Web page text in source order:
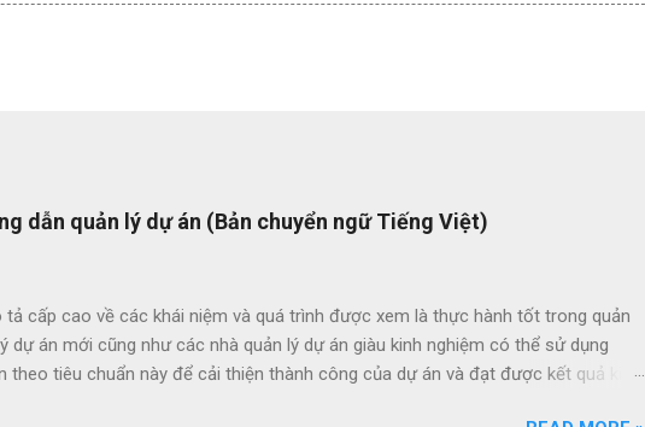
dẫn quản lý dự án (Bản chuyển ngữ Tiếng Việt)
tả cấp cao về các khái niệm và quá trình được xem là thực hành tốt trong quản
dự án mới cũng như các nhà quản lý dự án giàu kinh nghiệm có thể sử dụng
theo tiêu chuẩn này để cải thiện thành công của dự án và đạt được kết quả kinh